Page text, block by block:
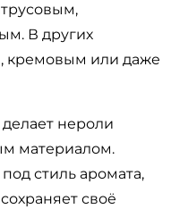
В других
кремовым или даже
нероли
материалом.
стиль аромата,
своё